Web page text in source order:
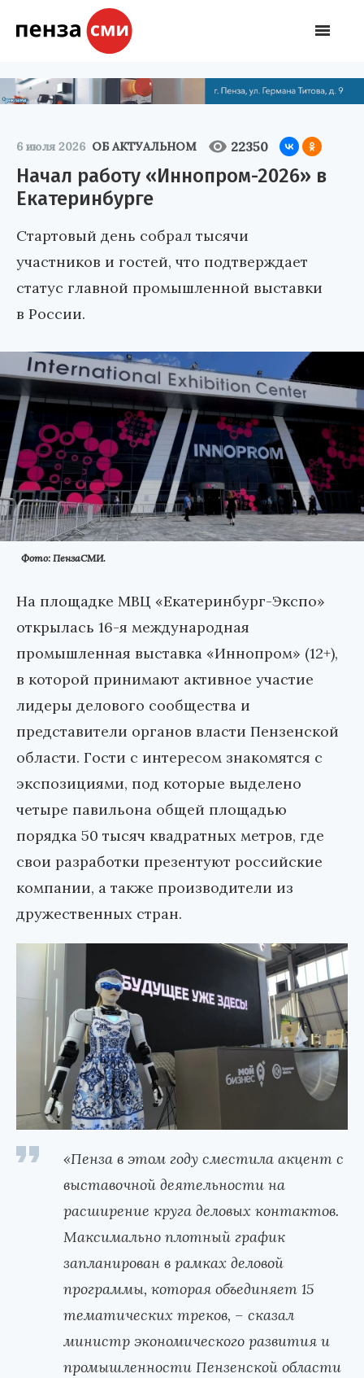
6 июля 2026 ОБ АКТУАЛЬНОМ 22350
Начал работу «Иннопром-2026» в
Екатеринбурге
Стартовый день собрал тысячи
участников и гостей, что подтверждает
статус главной промышленной выставки
в России.
Фото: ПензаСМИ.
На площадке МВЦ «Екатеринбург-Экспо»
открылась 16-я международная
промышленная выставка «Иннопром» (12+),
в которой принимают активное участие
лидеры делового сообщества и
представители органов власти Пензенской
области. Гости с интересом знакомятся с
экспозициями, под которые выделено
четыре павильона общей площадью
порядка 50 тысяч квадратных метров, где
свои разработки презентуют российские
компании, а также производители из
дружественных стран.
«Пенза в этом году сместила акцент с
выставочной деятельности на
расширение круга деловых контактов.
Максимально плотный график
запланирован в рамках деловой
программы, которая объединяет 15
тематических треков, – сказал
министр экономического развития и
промышленности Пензенской области